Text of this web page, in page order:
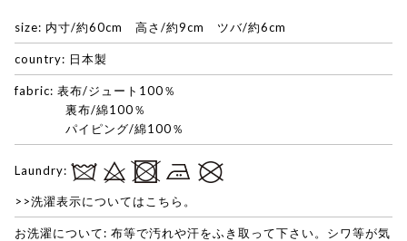
size: 内寸/約60cm 高さ/約9cm ツバ/約6cm
country: 日本製
fabric: 表布/ジュート100％
裏布/綿100％
パイピング/綿100％
Laundry:
>>洗濯表示についてはこちら。
お洗濯について: 布等で汚れや汗をふき取って下さい。シワ等が気